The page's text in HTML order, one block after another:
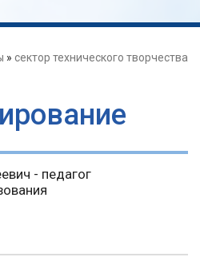
» сектор технического творчества
- педагог